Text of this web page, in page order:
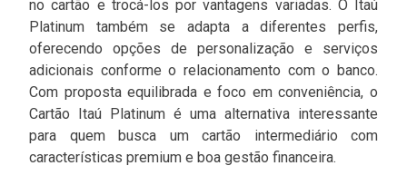
no cartão e trocá-los por vantagens variadas. O Itaú
Platinum também se adapta a diferentes perfis,
oferecendo opções de personalização e serviços
adicionais conforme o relacionamento com o banco.
Com proposta equilibrada e foco em conveniência, o
Cartão Itaú Platinum é uma alternativa interessante
para quem busca um cartão intermediário com
características premium e boa gestão financeira.